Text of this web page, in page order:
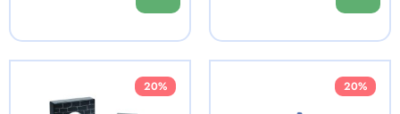
20% 20%